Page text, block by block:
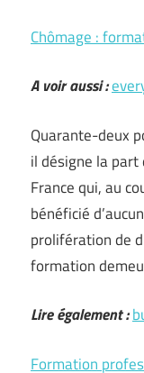
Chômage :
A voir aussi :
Quarante-deux
il désigne la part
France qui, au
bénéficié
prolifération de
formation
Lire également :
Formation